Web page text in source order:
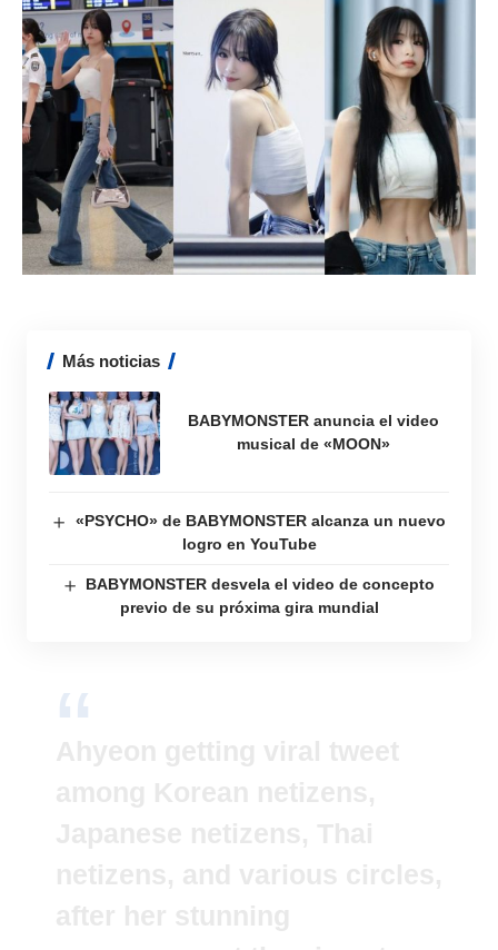
Más noticias
BABYMONSTER anuncia el video
musical de «MOON»
«PSYCHO» de BABYMONSTER alcanza un nuevo
logro en YouTube
BABYMONSTER desvela el video de concepto
previo de su próxima gira mundial